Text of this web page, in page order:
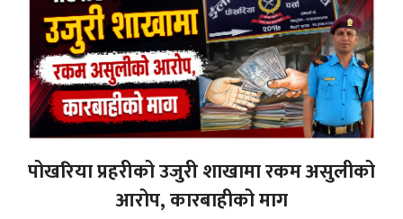
पोखरिया प्रहरीको उजुरी शाखामा रकम असुलीको
आरोप, कारबाहीको माग